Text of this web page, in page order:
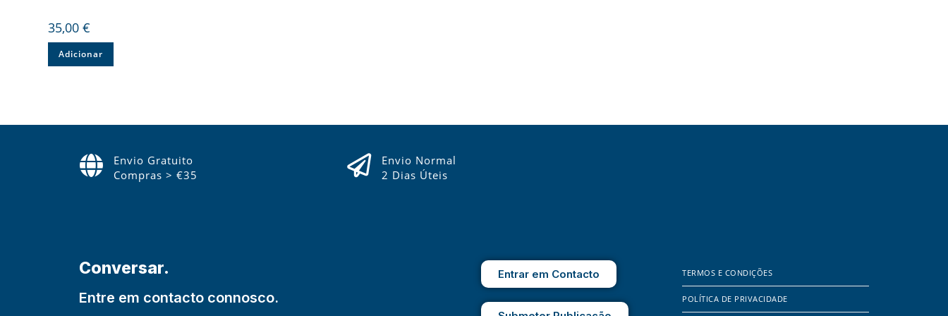
35,00€
Adicionar
Envio Gratuito
Compras > €35
Envio Normal
2 Dias Úteis
Conversar.
Entre em contacto connosco.
Entrar em Contacto TERMOS E CONDIÇÕES
POLÍTICA DE PRIVACIDADE